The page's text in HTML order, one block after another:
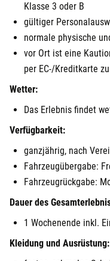
Klasse 3 oder B
gültiger
normale physische
vor Ort ist eine
per EC-/Kreditkarte
Wetter:
Das Erlebnis findet
Verfügbarkeit:
ganzjährig, nach
Fahrzeugübergabe:
Fahrzeugrückgabe:
Dauer des
1 Wochenende inkl.
Kleidung und Ausrüstung: